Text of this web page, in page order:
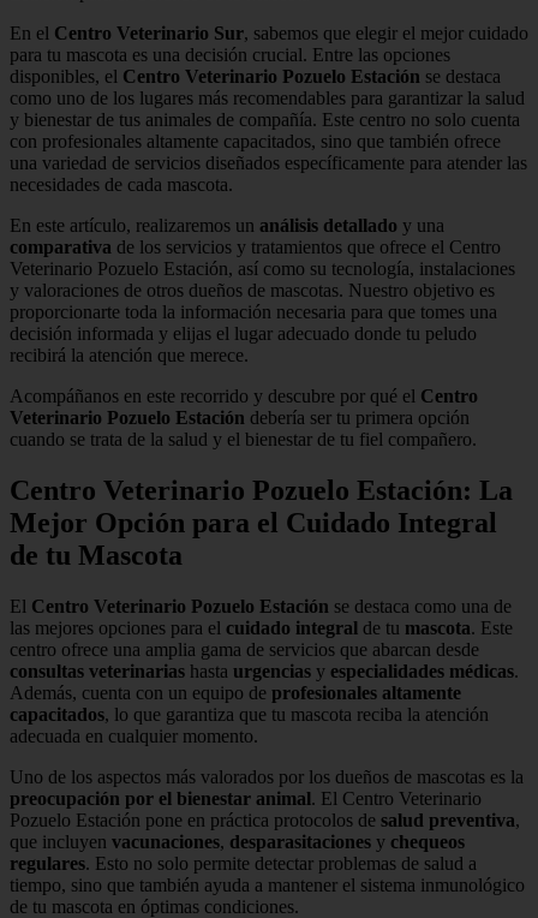
En el Centro Veterinario Sur, sabemos que elegir el mejor cuidado
para tu mascota es una decisión crucial. Entre las opciones
disponibles, el Centro Veterinario Pozuelo Estación se destaca
como uno de los lugares más recomendables para garantizar la salud
y bienestar de tus animales de compañía. Este centro no solo cuenta
con profesionales altamente capacitados, sino que también ofrece
una variedad de servicios diseñados específicamente para atender las
necesidades de cada mascota.
En este artículo, realizaremos un análisis detallado y una
comparativa de los servicios y tratamientos que ofrece el Centro
Veterinario Pozuelo Estación, así como su tecnología, instalaciones
y valoraciones de otros dueños de mascotas. Nuestro objetivo es
proporcionarte toda la información necesaria para que tomes una
decisión informada y elijas el lugar adecuado donde tu peludo
recibirá la atención que merece.
Acompáñanos en este recorrido y descubre por qué el Centro
Veterinario Pozuelo Estación debería ser tu primera opción
cuando se trata de la salud y el bienestar de tu fiel compañero.
Centro Veterinario Pozuelo Estación: La
Mejor Opción para el Cuidado Integral
de tu Mascota
El Centro Veterinario Pozuelo Estación se destaca como una de
las mejores opciones para el cuidado integral de tu mascota. Este
centro ofrece una amplia gama de servicios que abarcan desde
consultas veterinarias hasta urgencias y especialidades médicas.
Además, cuenta con un equipo de profesionales altamente
capacitados, lo que garantiza que tu mascota reciba la atención
adecuada en cualquier momento.
Uno de los aspectos más valorados por los dueños de mascotas es la
preocupación por el bienestar animal. El Centro Veterinario
Pozuelo Estación pone en práctica protocolos de salud preventiva,
que incluyen vacunaciones, desparasitaciones y chequeos
regulares. Esto no solo permite detectar problemas de salud a
tiempo, sino que también ayuda a mantener el sistema inmunológico
de tu mascota en óptimas condiciones.